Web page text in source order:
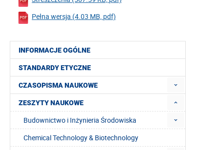
INFORMACJE OGÓLNE
STANDARDY ETYCZNE
CZASOPISMA NAUKOWE
ZESZYTY NAUKOWE
Budownictwo i Inżynieria Środowiska
Chemical Technology & Biotechnology
Pełna wersja (4.03 MB, pdf)